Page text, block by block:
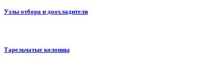
Узлы отбора и доохладители
Тарельчатые колонны